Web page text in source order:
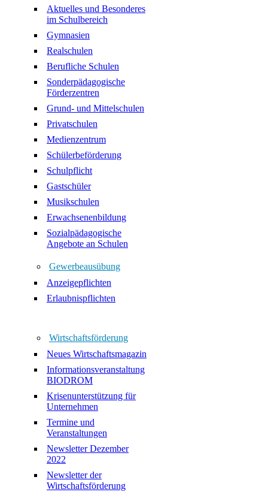
Aktuelles und Besonderes
im Schulbereich
Gymnasien
Realschulen
Berufliche Schulen
Sonderpädagogische
Förderzentren
Grund- und Mittelschulen
Privatschulen
Medienzentrum
Schülerbeförderung
Schulpflicht
Gastschüler
Musikschulen
Erwachsenenbildung
Sozialpädagogische
Angebote an Schulen
Gewerbeausübung
Anzeigepflichten
Erlaubnispflichten
Wirtschaftsförderung
Neues Wirtschaftsmagazin
Informationsveranstaltung
BIODROM
Krisenunterstützung für
Unternehmen
Termine und
Veranstaltungen
Newsletter Dezember
2022
Newsletter der
Wirtschaftsförderung